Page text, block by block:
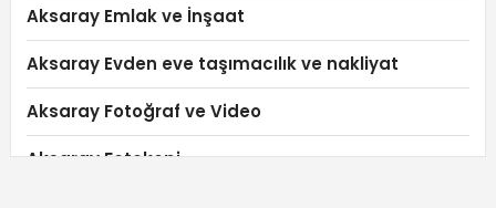
Aksaray Emlak ve İnşaat
Aksaray Evden eve taşımacılık ve nakliyat
Aksaray Fotoğraf ve Video
Aksaray Fotokopi